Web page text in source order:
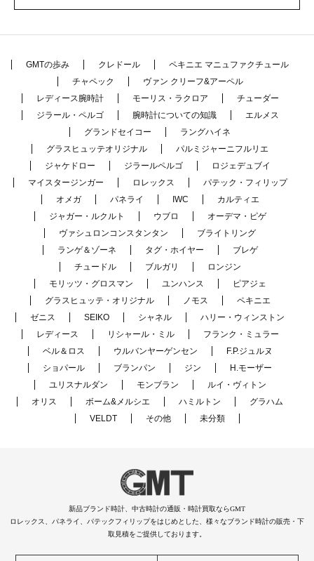
GMTの歩み クレドール
ペキニエ マニュファクチュール
チャペック
ヴァン クリーフ&アーペル
レディース腕時計
モーリス・ラクロア
チューダー
ジラール・ペルゴ
腕時計についての知識
エルメス
グランドセイコー
ラングハイネ
グラスヒュッテオリジナル
パルミジャーニフルリエ
ジャケドロー
ジラールペルゴ
ロジェデュブイ
マイスタージンガー
ロレックス
パテック・フィリップ
オメガ
パネライ IWC
カルティエ
ジャガー・ルクルト
ウブロ
オーデマ・ピゲ
ヴァシュロンコンスタンタン
ブライトリング
ランゲ＆ゾーネ
タグ・ホイヤー
ブレゲ
チュードル
ブルガリ
ロンジン
モリッツ・グロスマン
ユンハンス
ピアジェ
グラスヒュッテ・オリジナル
ノモス
ペキニエ
ゼニス
SEIKO シャネル
ハリー・ウィンストン
レディース
リシャール・ミル
フランク・ミュラー
ベル＆ロス
ウルバンヤーゲンセン
F.P.ジュルヌ
ショパール
ブランパン ジン
H.モーザー
ユリスナルダン
モンブラン
ルイ・ヴィトン
オリス
ボーム&メルシエ ハミルトン
グラハム
VELDT
その他 未分類
新品ブランド時計、中古時計の通販・時計買取ならGMT
ロレックス、パネライ、パテックフィリップをはじめとした、様々なブランド時計の販売・下
取見積をご提供しております。